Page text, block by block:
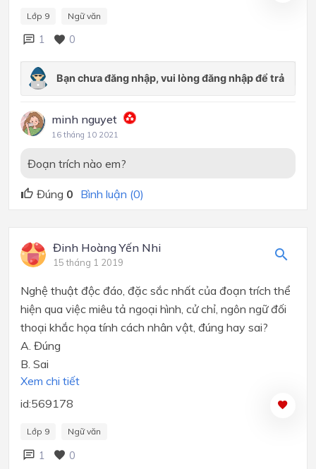
Lớp 9 Ngữ văn
1 0
minh nguyet
16 tháng 10 2021
Đoạn trích nào em?
Đúng 0 Bình luận (0)
Đinh Hoàng Yến Nhi
15 tháng 1 2019
Nghệ thuật độc đáo, đặc sắc nhất của đoạn trích thể
hiện qua việc miêu tả ngoại hình, cử chỉ, ngôn ngữ đối
thoại khắc họa tính cách nhân vật, đúng hay sai?
A. Đúng
B. Sai
Xem chi tiết
id:569178
Lớp 9 Ngữ văn
1 0